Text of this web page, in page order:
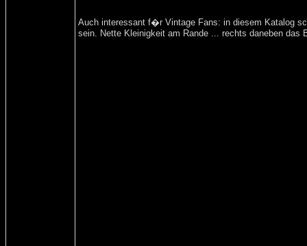
Auch interessant f�r Vintage Fans: in diesem Katalog
sein. Nette Kleinigkeit am Rande ... rechts daneben das